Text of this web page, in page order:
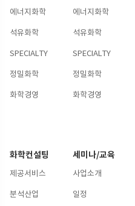
에너지화학
석유화학
SPECIALTY
정밀화학
화학경영
에너지화학
석유화학
SPECIALTY
정밀화학
화학경영
화학컨설팅
제공서비스
분석산업
세미나/교육
사업소개
일정